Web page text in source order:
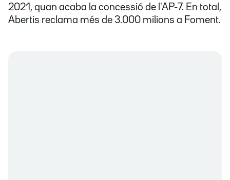
2021, quan acaba la concessió de l'AP-7. En total,
Abertis reclama més de 3.000 milions a Foment.